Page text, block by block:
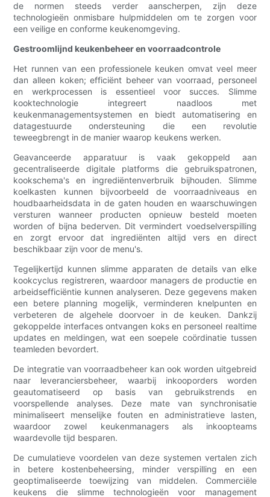
de normen steeds verder aanscherpen, zijn deze
technologieën onmisbare hulpmiddelen om te zorgen voor
een veilige en conforme keukenomgeving.
Gestroomlijnd keukenbeheer en voorraadcontrole
Het runnen van een professionele keuken omvat veel meer
dan alleen koken; efficiënt beheer van voorraad, personeel
en werkprocessen is essentieel voor succes. Slimme
kooktechnologie integreert naadloos met
keukenmanagementsystemen en biedt automatisering en
datagestuurde ondersteuning die een revolutie
teweegbrengt in de manier waarop keukens werken.
Geavanceerde apparatuur is vaak gekoppeld aan
gecentraliseerde digitale platforms die gebruikspatronen,
kookschema's en ingrediëntenverbruik bijhouden. Slimme
koelkasten kunnen bijvoorbeeld de voorraadniveaus en
houdbaarheidsdata in de gaten houden en waarschuwingen
versturen wanneer producten opnieuw besteld moeten
worden of bijna bederven. Dit vermindert voedselverspilling
en zorgt ervoor dat ingrediënten altijd vers en direct
beschikbaar zijn voor de menu's.
Tegelijkertijd kunnen slimme apparaten de details van elke
kookcyclus registreren, waardoor managers de productie en
arbeidsefficiëntie kunnen analyseren. Deze gegevens maken
een betere planning mogelijk, verminderen knelpunten en
verbeteren de algehele doorvoer in de keuken. Dankzij
gekoppelde interfaces ontvangen koks en personeel realtime
updates en meldingen, wat een soepele coördinatie tussen
teamleden bevordert.
De integratie van voorraadbeheer kan ook worden uitgebreid
naar leveranciersbeheer, waarbij inkooporders worden
geautomatiseerd op basis van gebruikstrends en
voorspellende analyses. Deze mate van synchronisatie
minimaliseert menselijke fouten en administratieve lasten,
waardoor zowel keukenmanagers als inkoopteams
waardevolle tijd besparen.
De cumulatieve voordelen van deze systemen vertalen zich
in betere kostenbeheersing, minder verspilling en een
geoptimaliseerde toewijzing van middelen. Commerciële
keukens die slimme technologieën voor management